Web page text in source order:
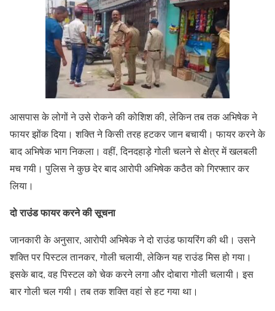
आसपास के लोगों ने उसे रोकने की कोशिश की, लेकिन तब तक अभिषेक ने
फायर झोंक दिया। शक्ति ने किसी तरह हटकर जान बचायी। फायर करने के
बाद अभिषेक भाग निकला। वहीं, दिनदहाड़े गोली चलने से क्षेत्र में खलबली
मच गयी। पुलिस ने कुछ देर बाद आरोपी अभिषेक कठैत को गिरफ्तार कर
लिया।
दो राउंड फायर करने की सूचना
जानकारी के अनुसार, आरोपी अभिषेक ने दो राउंड फायरिंग की थी। उसने
शक्ति पर पिस्टल तानकर, गोली चलायी, लेकिन यह राउंड मिस हो गया।
इसके बाद, वह पिस्टल को चेक करने लगा और दोबारा गोली चलायी। इस
बार गोली चल गयी। तब तक शक्ति वहां से हट गया था।